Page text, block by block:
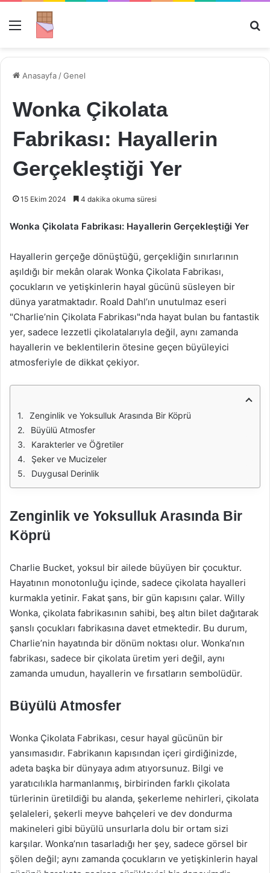
Menü
Anasayfa /Genel
Wonka Çikolata
Fabrikası: Hayallerin
Gerçekleştiği Yer
15 Ekim 2024 4 dakika okuma süresi
Wonka Çikolata Fabrikası: Hayallerin Gerçekleştiği Yer
Hayallerin gerçeğe dönüştüğü, gerçekliğin sınırlarının
aşıldığı bir mekân olarak Wonka Çikolata Fabrikası,
çocukların ve yetişkinlerin hayal gücünü süsleyen bir
dünya yaratmaktadır. Roald Dahl’ın unutulmaz eseri
"Charlie’nin Çikolata Fabrikası"nda hayat bulan bu fantastik
yer, sadece lezzetli çikolatalarıyla değil, aynı zamanda
hayallerin ve beklentilerin ötesine geçen büyüleyici
atmosferiyle de dikkat çekiyor.
Zenginlik ve Yoksulluk Arasında Bir Köprü
Büyülü Atmosfer
Karakterler ve Öğretiler
Şeker ve Mucizeler
Duygusal Derinlik
Zenginlik ve Yoksulluk Arasında Bir
Köprü
Charlie Bucket, yoksul bir ailede büyüyen bir çocuktur.
Hayatının monotonluğu içinde, sadece çikolata hayalleri
kurmakla yetinir. Fakat şans, bir gün kapısını çalar. Willy
Wonka, çikolata fabrikasının sahibi, beş altın bilet dağıtarak
şanslı çocukları fabrikasına davet etmektedir. Bu durum,
Charlie’nin hayatında bir dönüm noktası olur. Wonka’nın
fabrikası, sadece bir çikolata üretim yeri değil, aynı
zamanda umudun, hayallerin ve fırsatların sembolüdür.
Büyülü Atmosfer
Wonka Çikolata Fabrikası, cesur hayal gücünün bir
yansımasıdır. Fabrikanın kapısından içeri girdiğinizde,
adeta başka bir dünyaya adım atıyorsunuz. Bilgi ve
yaratıcılıkla harmanlanmış, birbirinden farklı çikolata
türlerinin üretildiği bu alanda, şekerleme nehirleri, çikolata
şelaleleri, şekerli meyve bahçeleri ve dev dondurma
makineleri gibi büyülü unsurlarla dolu bir ortam sizi
karşılar. Wonka’nın tasarladığı her şey, sadece görsel bir
şölen değil; aynı zamanda çocukların ve yetişkinlerin hayal